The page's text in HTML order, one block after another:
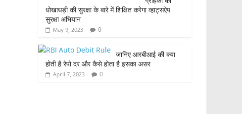
धोखाधड़ी की सुरक्षा के बारे में शिक्षित करेगा व्हाट्सऐप
सुरक्षा अभियान
May 9, 2023 0
जानिए आरबीआई की क्या
होती है रेपो दर और कैसे होता है इसका असर
April 7, 2023 0